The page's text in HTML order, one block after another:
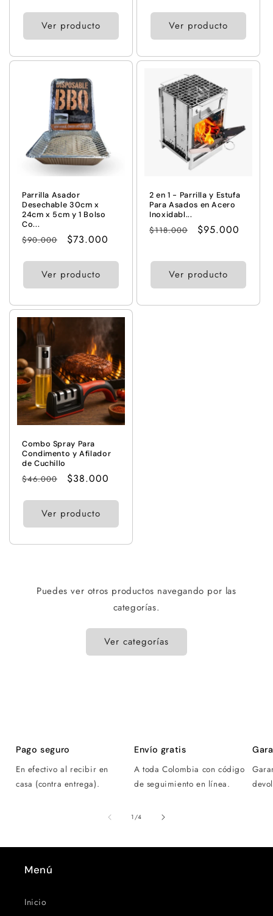
Ver producto
oferta
Ver producto
Parrilla Asador
Desechable 30cm x
24cm x 5cm y 1 Bolso
Co...
Precio
$90.000
Precio
oferta
$73.000
Ver producto
2 en 1 - Parrilla y Estufa
Para Asados en Acero
Inoxidabl...
Precio
$118.000
Precio
oferta
$95.000
Ver producto
Combo Spray Para
Condimento y Afilador
de Cuchillo
Precio
$46.000
Precio
oferta
$38.000
Ver producto
Puedes ver otros productos navegando por las
categorías.
Ver categorías
Pago seguro
En efectivo al recibir en
casa (contra entrega).
Envío gratis
A toda Colombia con código
de seguimiento en línea.
1/de
4
Menú
Inicio